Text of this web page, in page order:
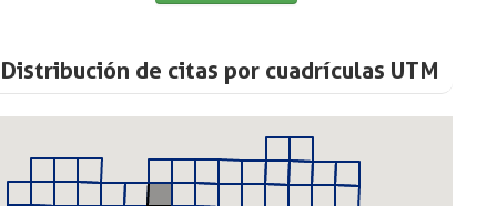
Distribución de citas por cuadrículas UTM